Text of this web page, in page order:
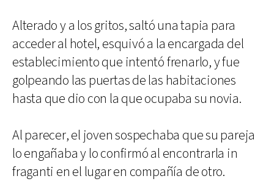
Alterado y a los gritos, saltó una tapia para
acceder al hotel, esquivó a la encargada del
establecimiento que intentó frenarlo, y fue
golpeando las puertas de las habitaciones
hasta que dio con la que ocupaba su novia.
Al parecer, el joven sospechaba que su pareja
lo engañaba y lo confirmó al encontrarla in
fraganti en el lugar en compañía de otro.